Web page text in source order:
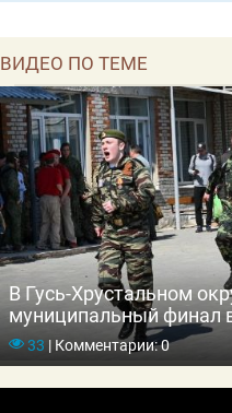
ВИДЕО ПО ТЕМЕ
В Гусь-Хрустальном
муниципальный финал
игры «Зарница 2.0»
33 |Комментарии: 0